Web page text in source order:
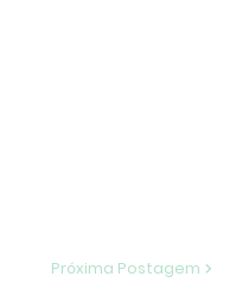
Próxima Postagem